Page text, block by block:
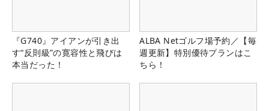
『G740』アイアンが引き出
す“反則級”の寛容性と飛びは
本当だった！
ALBA Netゴルフ場予約／【毎
週更新】特別優待プランはこ
ちら！